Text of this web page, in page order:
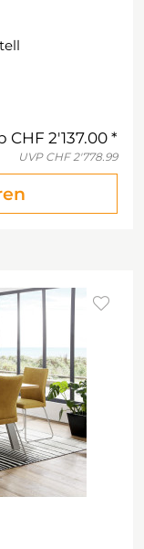
CHF 2'137.00
UVP CHF 2'778.99